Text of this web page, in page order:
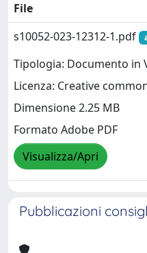
File
s10052-023-12312-1.pdf
Tipologia: Documento in
Licenza: Creative
Dimensione 2.25 MB
Formato Adobe PDF
Visualizza/Apri
Pubblicazioni